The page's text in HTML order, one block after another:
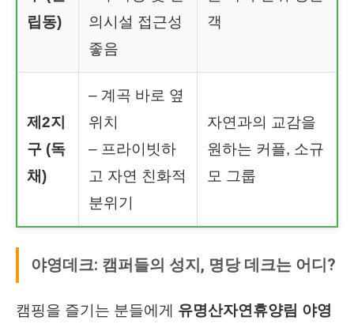
립동)
의시설 접근성
좋음
객
제2지
구 (독
채)
– 계곡 바로 옆
위치
– 프라이빗하
고 자연 친화적
분위기
자연과의 교감을
원하는 커플, 소규
모 그룹
야영데크: 캠퍼들의 성지, 명당 데크는 어디?
캠핑을 즐기는 분들에게 유명산자연휴양림 야영